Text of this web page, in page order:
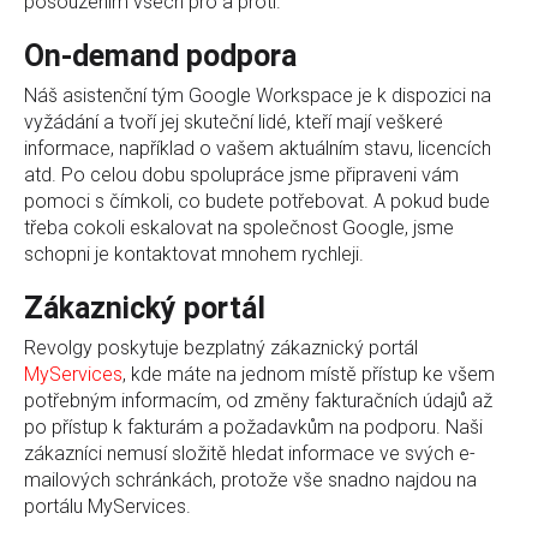
On-demand podpora
Náš asistenční tým Google Workspace je k dispozici na
vyžádání a tvoří jej skuteční lidé, kteří mají veškeré
informace, například o vašem aktuálním stavu, licencích
atd. Po celou dobu spolupráce jsme připraveni vám
pomoci s čímkoli, co budete potřebovat. A pokud bude
třeba cokoli eskalovat na společnost Google, jsme
schopni je kontaktovat mnohem rychleji.
Zákaznický portál
Revolgy poskytuje bezplatný zákaznický portál
MyServices, kde máte na jednom místě přístup ke všem
potřebným informacím, od změny fakturačních údajů až
po přístup k fakturám a požadavkům na podporu. Naši
zákazníci nemusí složitě hledat informace ve svých e-
mailových schránkách, protože vše snadno najdou na
portálu MyServices.